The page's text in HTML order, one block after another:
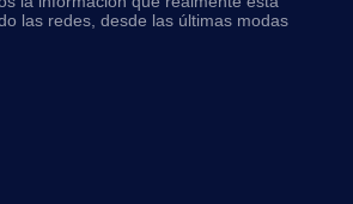
las redes, desde las últimas modas